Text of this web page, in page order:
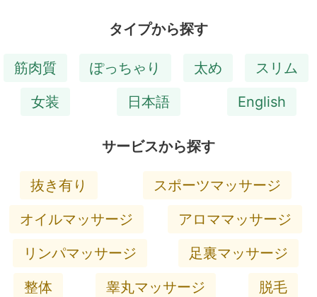
タイプから探す
筋肉質 ぽっちゃり 太め
スリム
女装
日本語 English
サービスから探す
抜き有り
スポーツマッサージ
オイルマッサージ
アロママッサージ
リンパマッサージ
足裏マッサージ
整体
睾丸マッサージ
脱毛